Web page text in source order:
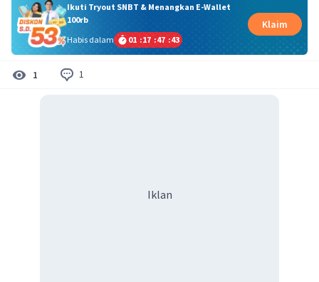
Ikuti Tryout SNBT & Menangkan E-Wallet
100rb
Habis dalam
01 :17 :47 :42
Klaim
1 1
Iklan